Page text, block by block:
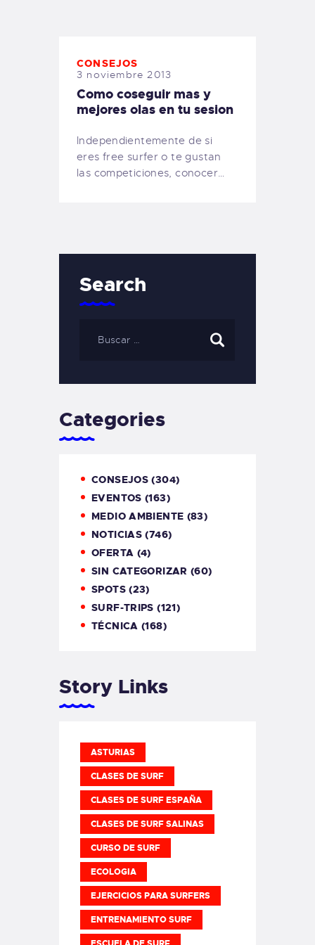
CONSEJOS
3 noviembre 2013
Como coseguir mas y
mejores olas en tu sesion
Independientemente de si
eres free surfer o te gustan
las competiciones, conocer…
Search
Categories
CONSEJOS (304)
EVENTOS (163)
MEDIO AMBIENTE (83)
NOTICIAS (746)
OFERTA (4)
SIN CATEGORIZAR (60)
SPOTS(23)
SURF-TRIPS (121)
TÉCNICA (168)
Story Links
ASTURIAS
CLASES DE SURF
CLASES DE SURF ESPAÑA
CLASES DE SURF SALINAS
CURSO DE SURF
ECOLOGIA
EJERCICIOS PARA SURFERS
ENTRENAMIENTO SURF